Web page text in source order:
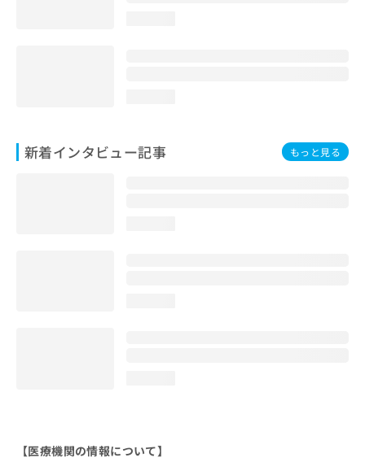
新着インタビュー記事 もっと見る
【医療機関の情報について】